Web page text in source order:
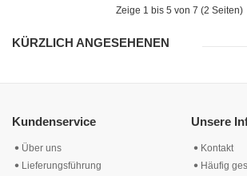
Zeige 1 bis 5 von 7 (2 Seiten)
KÜRZLICH ANGESEHENEN
Kundenservice
Über uns
Lieferungsführung
Unsere
Kontakt
Häufig